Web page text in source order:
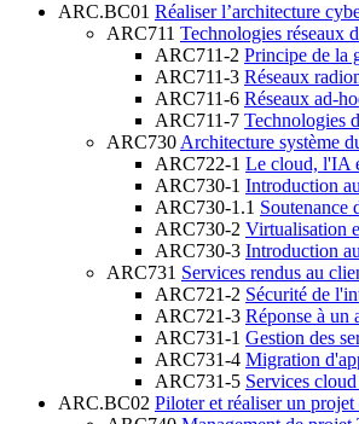
ARC.BC01 Réaliser l’architecture
ARC711 Technologies réseaux
ARC711-2 Principe de la
ARC711-3 Réseaux
ARC711-6 Réseaux ad-
ARC711-7 Technologies
ARC730 Architecture système
ARC722-1 Le cloud, l'IA
ARC730-1 Introduction
ARC730-1.1 Soutenance
ARC730-2 Virtualisation
ARC730-3 Introduction
ARC731 Services rendus au
ARC721-2 Sécurité de
ARC721-3 Réponse à un
ARC731-1 Gestion des
ARC731-4 Migration
ARC731-5 Services
ARC.BC02 Piloter et réaliser un